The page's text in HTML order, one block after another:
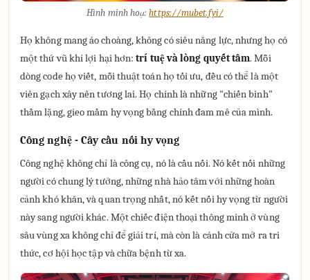
Hình minh hoạ:https://mubet.fyi/
Họ không mang áo choàng, không có siêu năng lực, nhưng họ có
một thứ vũ khí lợi hại hơn:trí tuệ và lòng quyết tâm. Mỗi
dòng code họ viết, mỗi thuật toán họ tối ưu, đều có thể là một
viên gạch xây nên tương lai. Họ chính là những "chiến binh"
thầm lặng, gieo mầm hy vọng bằng chính đam mê của mình.
Công nghệ - Cây cầu nối hy vọng
Công nghệ không chỉ là công cụ, nó là cầu nối. Nó kết nối những
người có chung lý tưởng, những nhà hảo tâm với những hoàn
cảnh khó khăn, và quan trọng nhất, nó kết nối hy vọng từ người
này sang người khác. Một chiếc điện thoại thông minh ở vùng
sâu vùng xa không chỉ để giải trí, mà còn là cánh cửa mở ra tri
thức, cơ hội học tập và chữa bệnh từ xa.